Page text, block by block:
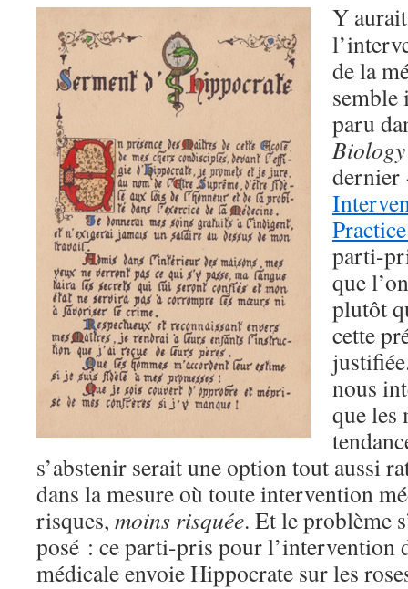
Y
de la
paru
parti-
que
plutôt
cette
nous
que les
s’abstenir serait une option tout aussi
dans la mesure où toute intervention
risques, moins risquée. Et le problème
posé : ce parti-pris pour l’intervention
médicale envoie Hippocrate sur les